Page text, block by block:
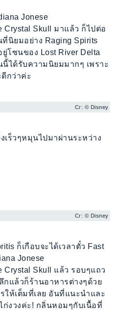
Jonese
Crystal Skull มาแล้ว ก็ไปต่อ
ที่นิยมอย่าง Raging Spirits
ยู่โซนของ Lost River Delta
นี้ได้รับความนิยมมากๆ เพราะ
กว่าค่ะ
Cr: © Disney
เร็วๆหมุนไปมาผ่านระหว่าง
Cr: © Disney
ก็เกือบจะได้เวลาตั๋ว Fast
Jonese
Crystal Skull แล้ว รอบๆแถว
แล้วก็ร้านอาหารต่างๆด้วย
ให้เต็มที่เลย อันที่แนะนำและ
ก่งวงค่ะ! กลิ่นหอมๆกับเนื้อที่